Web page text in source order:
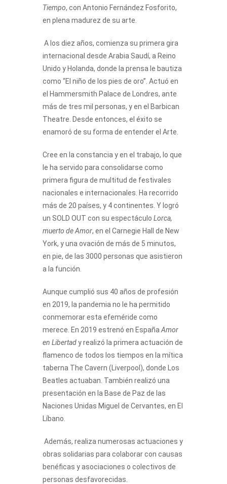
Tiempo, con Antonio Fernández Fosforito,
en plena madurez de su arte.
A los diez años, comienza su primera gira
internacional desde Arabia Saudí, a Reino
Unido y Holanda, donde la prensa le bautiza
como “El niño de los pies de oro”. Actuó en
el Hammersmith Palace de Londres, ante
más de tres mil personas, y en el Barbican
Theatre. Desde entonces, el éxito se
enamoró de su forma de entender el Arte.
Cree en la constancia y en el trabajo, lo que
le ha servido para consolidarse como
primera figura de multitud de festivales
nacionales e internacionales. Ha recorrido
más de 20 países, y 4 continentes. Y logró
un SOLD OUT con su espectáculo Lorca,
muerto de Amor, en el Carnegie Hall de New
York, y una ovación de más de 5 minutos,
en pie, de las 3000 personas que asistieron
a la función.
Aunque cumplió sus 40 años de profesión
en 2019, la pandemia no le ha permitido
conmemorar esta efeméride como
merece. En 2019 estrenó en España Amor
en Libertady realizó la primera actuación de
flamenco de todos los tiempos en la mítica
taberna The Cavern (Liverpool), donde Los
Beatles actuaban. También realizó una
presentación en la Base de Paz de las
Naciones Unidas Miguel de Cervantes, en El
Líbano.
Además, realiza numerosas actuaciones y
obras solidarias para colaborar con causas
benéficas y asociaciones o colectivos de
personas desfavorecidas.